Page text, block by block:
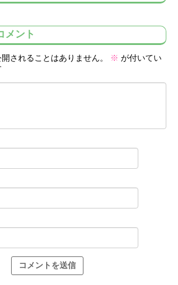
メント
されることはありません。 ※ が付いてい